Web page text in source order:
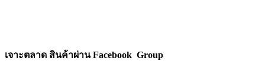
เจาะตลาด สินค้าผ่าน Facebook Group